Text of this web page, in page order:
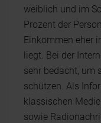
weiblich und im
Prozent der
Einkommen eher
liegt. Bei der
sehr bedacht, um
schützen. Als
klassischen
sowie